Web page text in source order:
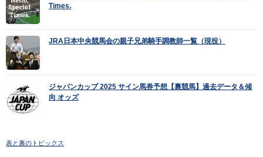
Times.
JRA日本中央競馬会の親子兄弟騎手調教師一覧（現役）
ジャパンカップ 2025 サイン馬券予想【裏競馬】過去データ＆傾
向 オッズ
表と裏のトピックス